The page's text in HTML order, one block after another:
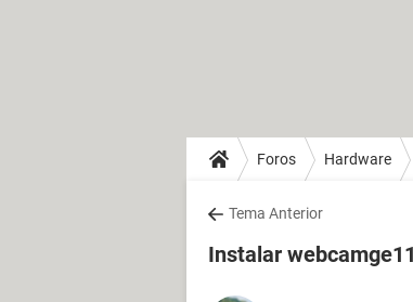
Foros Hardware
Tema Anterior
Instalar